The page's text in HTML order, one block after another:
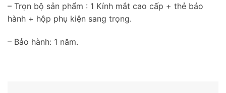
– Trọn bộ sản phẩm : 1 Kính mắt cao cấp + thẻ bảo
hành + hộp phụ kiện sang trọng.
– Bảo hành: 1 năm.